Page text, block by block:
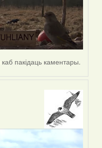
каб пакідаць каментары.